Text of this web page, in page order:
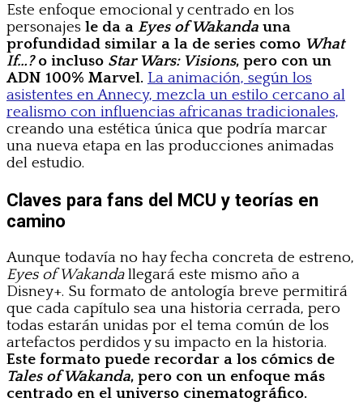
Este enfoque emocional y centrado en los
personajes le da a Eyes of Wakanda una
profundidad similar a la de series como What
If…?o incluso Star Wars: Visions, pero con un
ADN 100% Marvel. La animación, según los
asistentes en Annecy, mezcla un estilo cercano al
realismo con influencias africanas tradicionales,
creando una estética única que podría marcar
una nueva etapa en las producciones animadas
del estudio.
Claves para fans del MCU y teorías en
camino
Aunque todavía no hay fecha concreta de estreno,
Eyes of Wakandallegará este mismo año a
Disney+. Su formato de antología breve permitirá
que cada capítulo sea una historia cerrada, pero
todas estarán unidas por el tema común de los
artefactos perdidos y su impacto en la historia.
Este formato puede recordar a los cómics de
Tales of Wakanda, pero con un enfoque más
centrado en el universo cinematográfico.